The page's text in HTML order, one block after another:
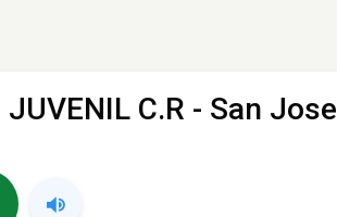
JUVENIL C.R - San Jose